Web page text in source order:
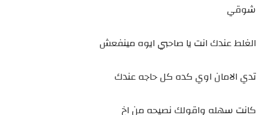
شوقي
الغلط عندك انت يا صاحبي ايوه مينفعش
تدي الامان اوي كده كل حاجه عندك
كانت سهله واقولك نصيحه من اخ